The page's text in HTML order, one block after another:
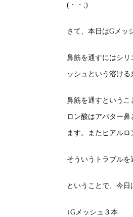
(・・;)
さて、本日はGメッ
鼻筋を通すにはシリ
ッシュという溶ける
鼻筋を通すという
ロン酸はアバター
ます。またヒアル
そういうトラブルを
ということで、今日
↓Gメッシュ３本